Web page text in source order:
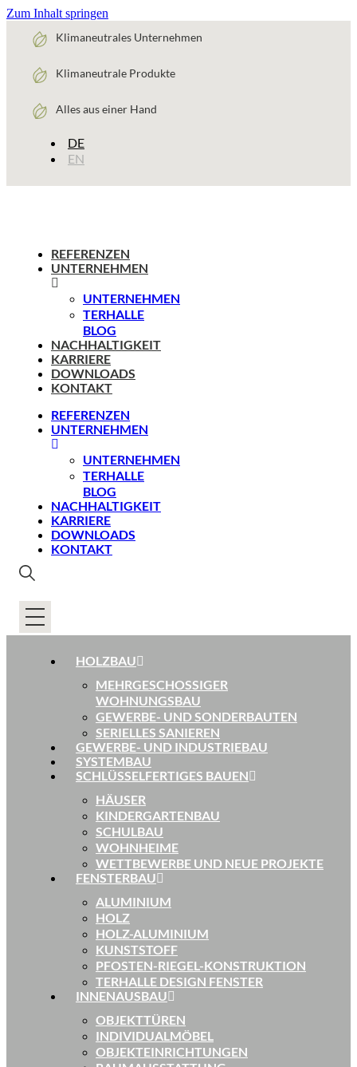
Zum Inhalt springen
Klimaneutrales Unternehmen
Klimaneutrale Produkte
Alles aus einer Hand
DE
EN
REFERENZEN
UNTERNEHMEN
UNTERNEHMEN
TERHALLE
BLOG
NACHHALTIGKEIT
KARRIERE
DOWNLOADS
KONTAKT
REFERENZEN
UNTERNEHMEN
UNTERNEHMEN
TERHALLE
BLOG
NACHHALTIGKEIT
KARRIERE
DOWNLOADS
KONTAKT
HOLZBAU
MEHRGESCHOSSIGER
WOHNUNGSBAU
GEWERBE- UND SONDERBAUTEN
SERIELLES SANIEREN
GEWERBE- UND INDUSTRIEBAU
SYSTEMBAU
SCHLÜSSELFERTIGES BAUEN
HÄUSER
KINDERGARTENBAU
SCHULBAU
WOHNHEIME
WETTBEWERBE UND NEUE PROJEKTE
FENSTERBAU
ALUMINIUM
HOLZ
HOLZ-ALUMINIUM
KUNSTSTOFF
PFOSTEN-RIEGEL-KONSTRUKTION
TERHALLE DESIGN FENSTER
INNENAUSBAU
OBJEKTTÜREN
INDIVIDUALMÖBEL
OBJEKTEINRICHTUNGEN